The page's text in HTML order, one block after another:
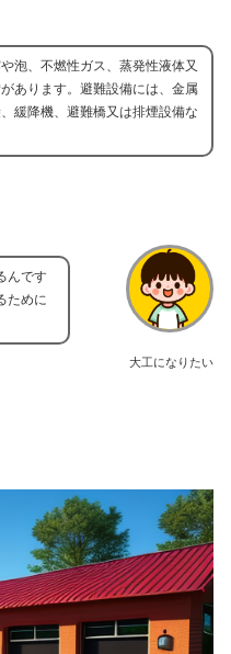
泡、不燃性ガス、蒸発性液体又
あります。避難設備には、金属
緩降機、避難橋又は排煙設備な
大工になりたい
んです
ために